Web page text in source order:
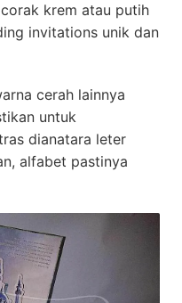
krem atau putih
invitations unik dan
cerah lainnya
untuk
dianatara leter
alfabet pastinya